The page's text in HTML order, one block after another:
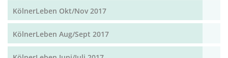
KölnerLeben Okt/Nov 2017
KölnerLeben Aug/Sept 2017